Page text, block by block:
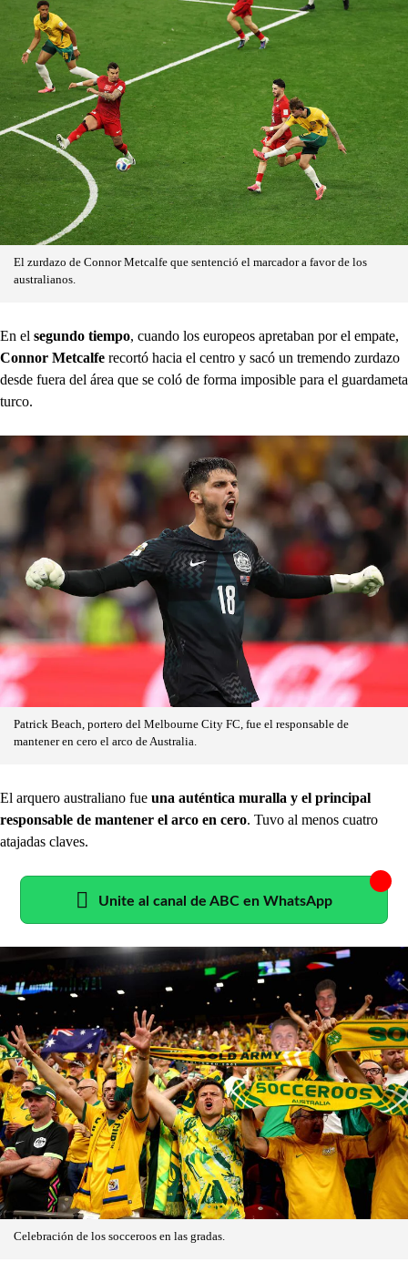
El zurdazo de Connor Metcalfe que sentenció el marcador a favor de los
australianos.
En el segundo tiempo, cuando los europeos apretaban por el empate,
Connor Metcalfe recortó hacia el centro y sacó un tremendo zurdazo
desde fuera del área que se coló de forma imposible para el guardameta
turco.
Patrick Beach, portero del Melbourne City FC, fue el responsable de
mantener en cero el arco de Australia.
El arquero australiano fue una auténtica muralla y el principal
responsable de mantener el arco en cero. Tuvo al menos cuatro
atajadas claves.
Unite al canal de ABC en WhatsApp
Celebración de los socceroos en las gradas.